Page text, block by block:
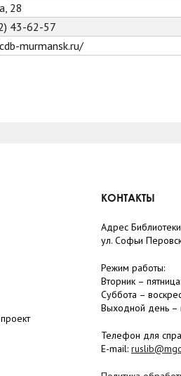
28
43-62-57
murmansk.ru/
КОНТАКТЫ
Адрес
ул. Софьи
Режим работы:
Вторник – пятница
Суббота – в
Выходной день –
Телефон для
E-mail: